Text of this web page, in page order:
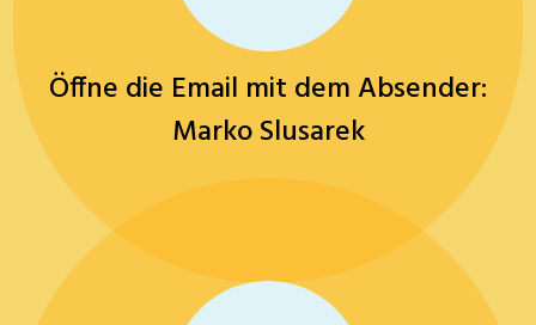
Öffne die Email mit dem Absender:
Marko Slusarek